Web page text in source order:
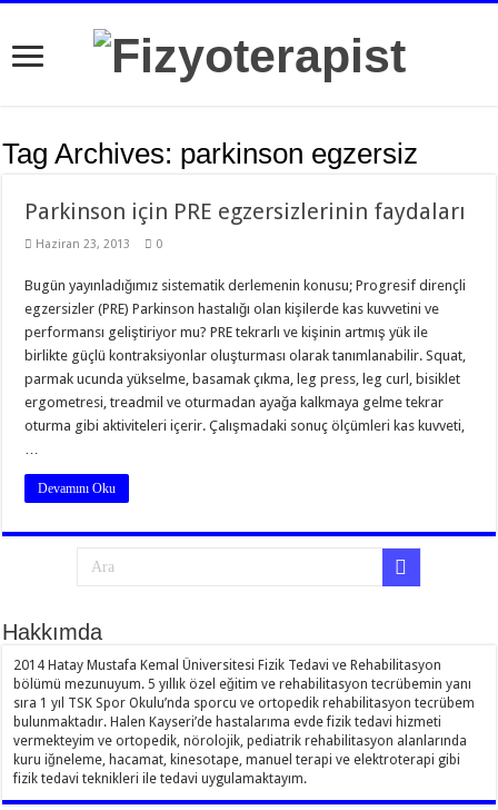
Tag Archives: parkinson egzersiz
Parkinson için PRE egzersizlerinin faydaları
Haziran 23, 2013 0
Bugün yayınladığımız sistematik derlemenin konusu; Progresif dirençli
egzersizler (PRE) Parkinson hastalığı olan kişilerde kas kuvvetini ve
performansı geliştiriyor mu? PRE tekrarlı ve kişinin artmış yük ile
birlikte güçlü kontraksiyonlar oluşturması olarak tanımlanabilir. Squat,
parmak ucunda yükselme, basamak çıkma, leg press, leg curl, bisiklet
ergometresi, treadmil ve oturmadan ayağa kalkmaya gelme tekrar
oturma gibi aktiviteleri içerir. Çalışmadaki sonuç ölçümleri kas kuvveti,
…
Devamını Oku
Hakkımda
2014 Hatay Mustafa Kemal Üniversitesi Fizik Tedavi ve Rehabilitasyon
bölümü mezunuyum. 5 yıllık özel eğitim ve rehabilitasyon tecrübemin yanı
sıra 1 yıl TSK Spor Okulu’nda sporcu ve ortopedik rehabilitasyon tecrübem
bulunmaktadır. Halen Kayseri’de hastalarıma evde fizik tedavi hizmeti
vermekteyim ve ortopedik, nörolojik, pediatrik rehabilitasyon alanlarında
kuru iğneleme, hacamat, kinesotape, manuel terapi ve elektroterapi gibi
fizik tedavi teknikleri ile tedavi uygulamaktayım.